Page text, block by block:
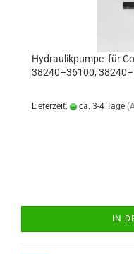
Hydraulikpumpe für
38240–36100,
Lieferzeit: ca. 3-4 Tage
IN